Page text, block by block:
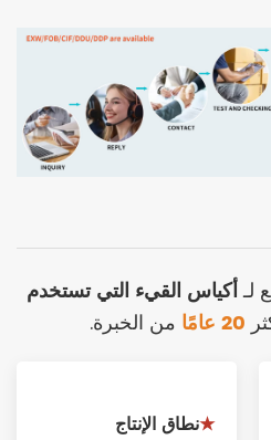
لـأكياس القيء التي تستخدم
20 عامًا من الخبرة.
★نطاق الإنتاج